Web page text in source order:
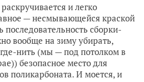
и легко
— несмывающейся краской
последовательность сборки-
вообще на зиму убирать,
нить (мы — под потолком в
безопасное место для
поликарбоната. И моется, и